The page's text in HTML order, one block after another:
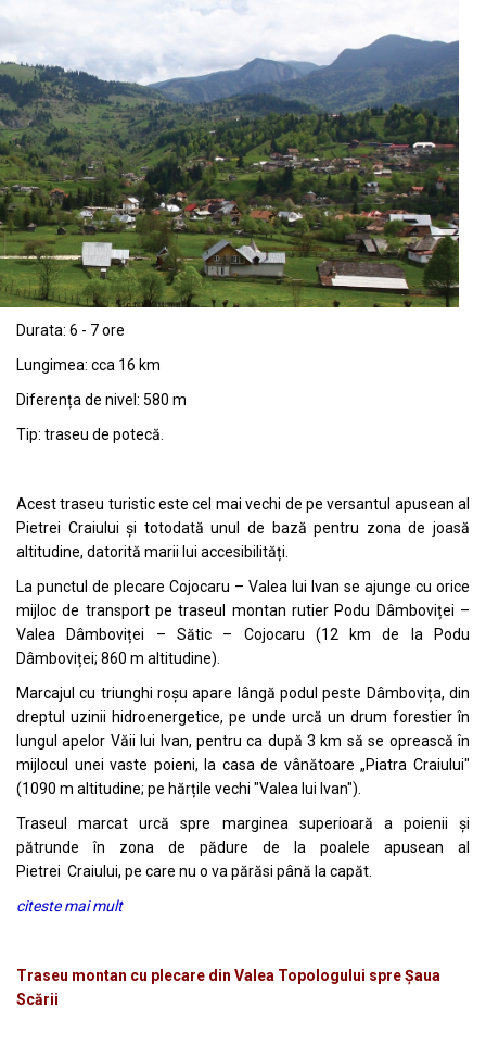
Durata: 6 - 7 ore
Lungimea: cca 16 km
Diferența de nivel: 580 m
Tip: traseu de potecă.
Acest traseu turistic este cel mai vechi de pe versantul apusean al
Pietrei Craiului și totodată unul de bază pentru zona de joasă
altitudine, datorită marii lui accesibilități.
La punctul de plecare Cojocaru – Valea lui Ivan se ajunge cu orice
mijloc de transport pe traseul montan rutier Podu Dâmboviței –
Valea Dâmboviței – Sătic – Cojocaru (12 km de la Podu
Dâmboviței; 860 m altitudine).
Marcajul cu triunghi roșu apare lângă podul peste Dâmbovița, din
dreptul uzinii hidroenergetice, pe unde urcă un drum forestier în
lungul apelor Văii lui Ivan, pentru ca după 3 km să se oprească în
mijlocul unei vaste poieni, la casa de vânătoare „Piatra Craiului"
(1090 m altitudine; pe hărțile vechi "Valea lui Ivan").
Traseul marcat urcă spre marginea superioară a poienii și
pătrunde în zona de pădure de la poalele apusean al
Pietrei Craiului, pe care nu o va părăsi până la capăt.
citeste mai mult
Traseu montan cu plecare din Valea Topologului spre Șaua
Scării